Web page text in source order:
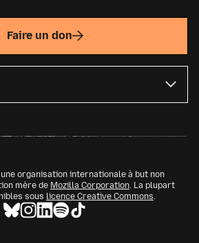
Very creepy!
Faire un don
organisation internationale à but non
mère de Mozilla Corporation . La plupart
sous licence Creative Commons